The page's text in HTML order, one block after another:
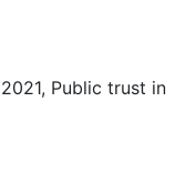
Public trust in